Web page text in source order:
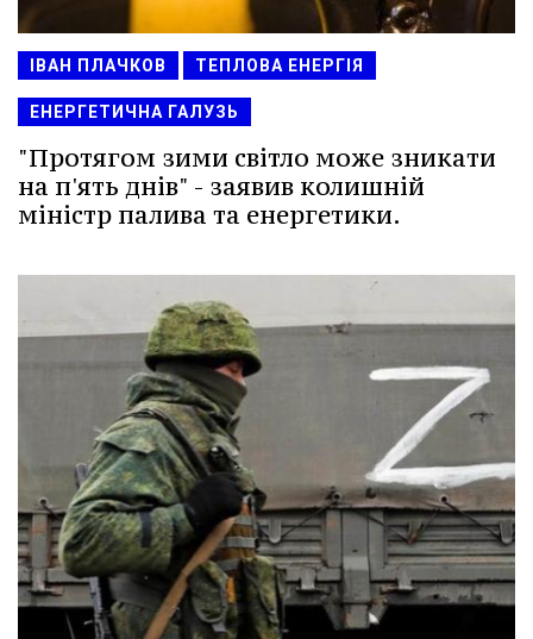
ІВАН ПЛАЧКОВ ТЕПЛОВА ЕНЕРГІЯ
ЕНЕРГЕТИЧНА ГАЛУЗЬ
"Протягом зими світло може зникати
на п'ять днів" - заявив колишній
міністр палива та енергетики.